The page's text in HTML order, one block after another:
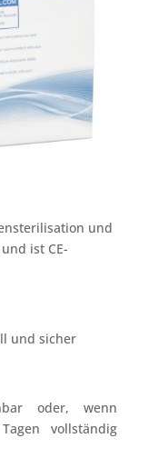
und
ist CE-
und sicher
oder, wenn
vollständig